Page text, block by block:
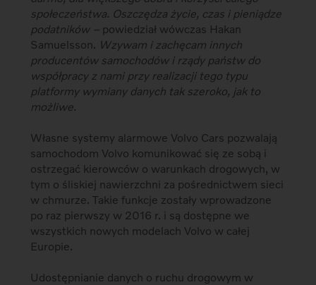
społeczeństwa. Oszczędza życie, czas i pieniądze
podatników – powiedział wówczas Hakan
Samuelsson. Wzywam i zachęcam innych
producentów samochodów i rządy państw do
współpracy z nami przy realizacji tego typu
platformy wymiany danych tak szeroko, jak to
możliwe.
Własne systemy alarmowe Volvo Cars pozwalają
samochodom Volvo komunikować się ze sobą i
ostrzegać kierowców o warunkach drogowych, w
tym o śliskiej nawierzchni za pośrednictwem sieci
w chmurze. Takie funkcje zostały wprowadzone
po raz pierwszy w 2016 r. i są dostępne we
wszystkich nowych modelach Volvo w całej
Europie.
Udostępnianie danych o ruchu drogowym w